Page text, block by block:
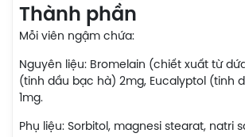
Thành phần
Mỗi viên ngậm chứa:
Nguyên liệu: Bromelain (chiết xuất từ
(tinh dầu bạc hà) 2mg, Eucalyptol (tinh
1mg.
Phụ liệu: Sorbitol, magnesi stearat, natri